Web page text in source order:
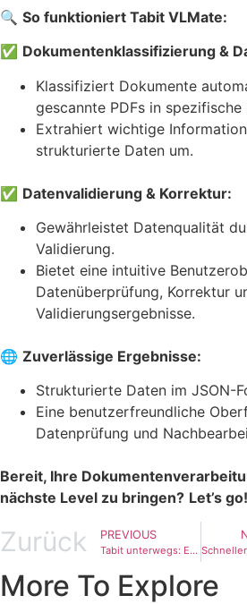
🔍 So funktioniert Tabit VLMate:
✅ Dokumentenklassifizierung &
Klassifiziert Dokumente
gescannte PDFs in
Extrahiert wichtige
strukturierte Daten um.
✅ Datenvalidierung & Korrektur:
Gewährleistet Datenqualität
Validierung.
Bietet eine intuitive
Datenüberprüfung, Korrektur
Validierungsergebnisse.
🌐 Zuverlässige Ergebnisse:
Strukturierte Daten im JSON-
Eine benutzerfreundliche
Datenprüfung und
Bereit, Ihre
nächste Level zu bringen? Let’s go!
Zurück PREVIOUS
Tabit unterwegs: Eindrücke von der DMEA und der Transform – Zukunft, KI & neue Verbindungen
More To Explore